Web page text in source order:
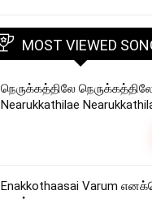
MOST VIEWED
நெருக்கத்திலே
Nearukkathilae
Enakkothaasai Varum